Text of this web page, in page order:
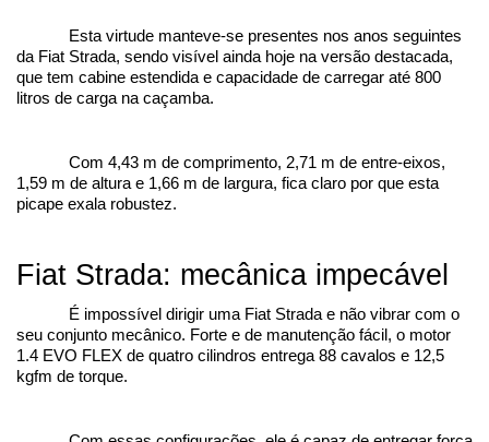
Esta virtude manteve-se presentes nos anos seguintes
da Fiat Strada, sendo visível ainda hoje na versão destacada,
que tem cabine estendida e capacidade de carregar até 800
litros de carga na caçamba.
Com 4,43 m de comprimento, 2,71 m de entre-eixos,
1,59 m de altura e 1,66 m de largura, fica claro por que esta
picape exala robustez.
Fiat Strada: mecânica impecável
É impossível dirigir uma Fiat Strada e não vibrar com o
seu conjunto mecânico. Forte e de manutenção fácil, o motor
1.4 EVO FLEX de quatro cilindros entrega 88 cavalos e 12,5
kgfm de torque.